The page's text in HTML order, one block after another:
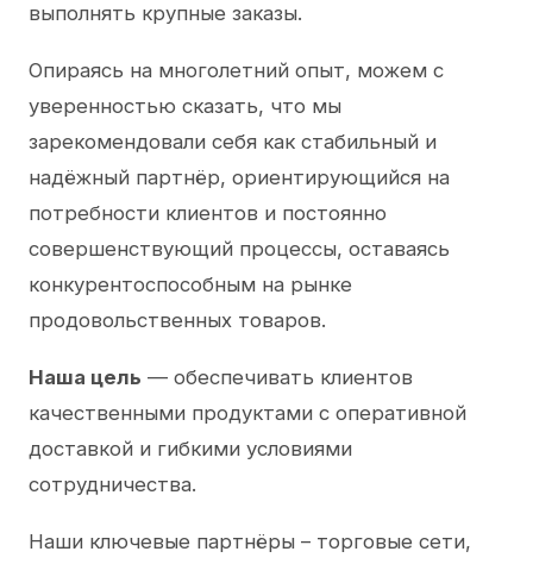
выполнять крупные заказы.
Опираясь на многолетний опыт, можем с
уверенностью сказать, что мы
зарекомендовали себя как стабильный и
надёжный партнёр, ориентирующийся на
потребности клиентов и постоянно
совершенствующий процессы, оставаясь
конкурентоспособным на рынке
продовольственных товаров.
Наша цель — обеспечивать клиентов
качественными продуктами с оперативной
доставкой и гибкими условиями
сотрудничества.
Наши ключевые партнёры – торговые сети,